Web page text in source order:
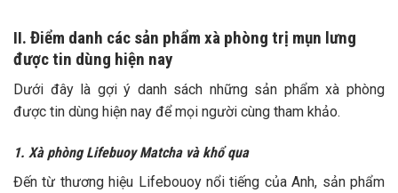
II. Điểm danh các sản phẩm xà phòng trị mụn lưng
được tin dùng hiện nay
Dưới đây là gợi ý danh sách những sản phẩm xà phòng
được tin dùng hiện nay để mọi người cùng tham khảo.
1. Xà phòng Lifebuoy Matcha và khổ qua
Đến từ thương hiệu Lifebouoy nổi tiếng của Anh, sản phẩm